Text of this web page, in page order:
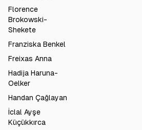
Florence
Brokowski-
Shekete
Franziska Benkel
Freixas Anna
Hadija Haruna-
Oelker
Handan Çağlayan
İclal Ayşe
Küçükkırca